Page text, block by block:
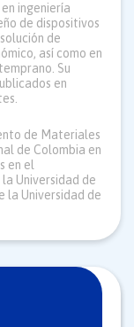
ingeniería
de dispositivos
de
así como en
Su
en
de Materiales
de Colombia en
en el
Universidad de
la Universidad de